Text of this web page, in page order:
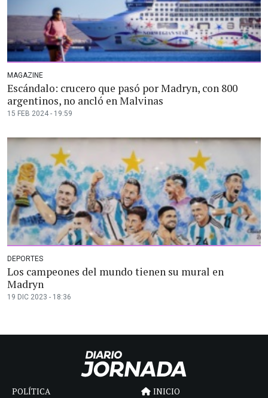
MAGAZINE
Escándalo: crucero que pasó por Madryn, con 800
argentinos, no ancló en Malvinas
15 FEB 2024 - 19:59
DEPORTES
Los campeones del mundo tienen su mural en
Madryn
19 DIC 2023 - 18:36
POLÍTICA
INICIO